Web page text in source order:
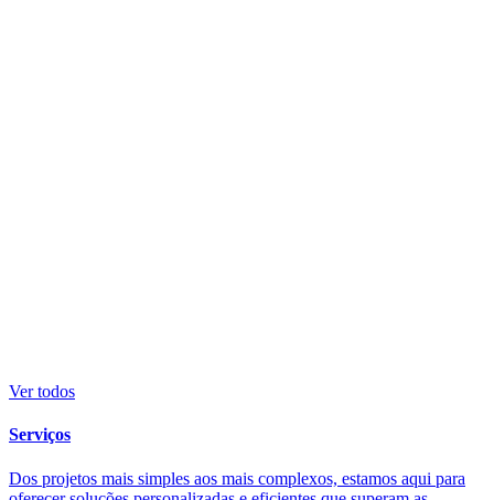
Ver todos
Serviços
Dos projetos mais simples aos mais complexos, estamos aqui para